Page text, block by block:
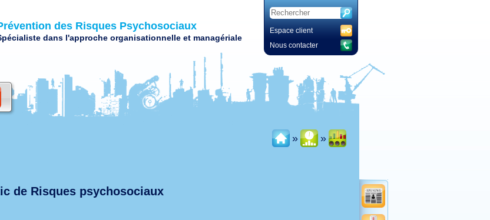
des Risques Psychosociaux
dans l'approche organisationnelle et managériale
Espace client
Nous contacter
» »
de Risques psychosociaux